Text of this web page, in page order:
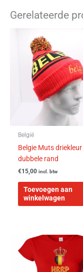
Gerelateerde
België
Belgie Muts
dubbele rand
€15,00 incl. btw
Toevoegen aan
winkelwagen